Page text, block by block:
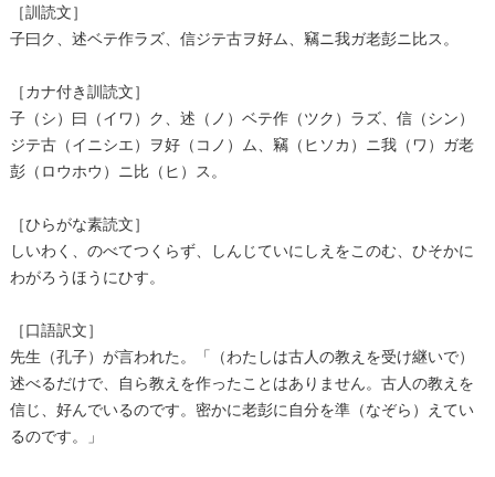
［訓読文］
子曰ク、述ベテ作ラズ、信ジテ古ヲ好ム、竊ニ我ガ老彭ニ比ス。
［カナ付き訓読文］
子（シ）曰（イワ）ク、述（ノ）ベテ作（ツク）ラズ、信（シン）
ジテ古（イニシエ）ヲ好（コノ）ム、竊（ヒソカ）ニ我（ワ）ガ老
彭（ロウホウ）ニ比（ヒ）ス。
［ひらがな素読文］
しいわく、のべてつくらず、しんじていにしえをこのむ、ひそかに
わがろうほうにひす。
［口語訳文］
先生（孔子）が言われた。「（わたしは古人の教えを受け継いで）
述べるだけで、自ら教えを作ったことはありません。古人の教えを
信じ、好んでいるのです。密かに老彭に自分を準（なぞら）えてい
るのです。」